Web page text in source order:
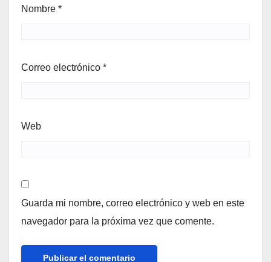
Nombre *
Correo electrónico *
Web
Guarda mi nombre, correo electrónico y web en este
navegador para la próxima vez que comente.